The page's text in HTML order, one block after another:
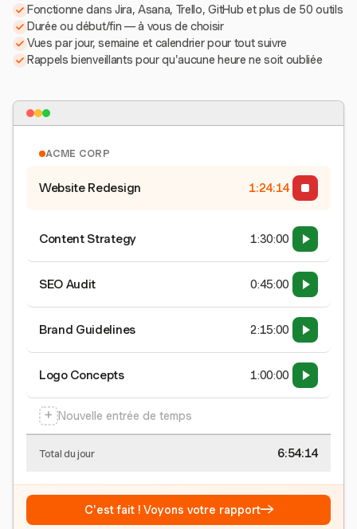
Fonctionne dans Jira, Asana, Trello, GitHub et plus de 50 outils
Durée ou début/fin — à vous de choisir
Vues par jour, semaine et calendrier pour tout suivre
Rappels bienveillants pour qu'aucune heure ne soit oubliée
ACME CORP
Website Redesign 1:24:15
Content Strategy 1:30:00
SEO Audit 0:45:00
Brand Guidelines 2:15:00
Logo Concepts 1:00:00
+ Nouvelle entrée de temps
Total du jour 6:54:15
C'est fait ! Voyons votre rapport→